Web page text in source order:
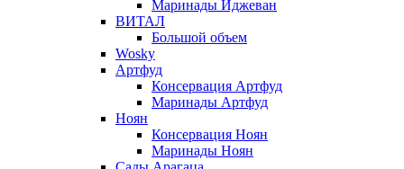
Маринады Иджеван
ВИТАЛ
Большой объем
Wosky
Артфуд
Консервация Артфуд
Маринады Артфуд
Ноян
Консервация Ноян
Маринады Ноян